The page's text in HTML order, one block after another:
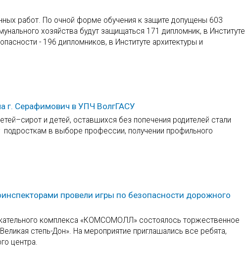
работ. По очной форме обучения к защите допущены 603
хозяйства будут защищаться 171 дипломник, в Институте
- 196 дипломников, в Институте архитектуры и
г. Серафимович в УПЧ ВолгГАСУ
и детей, оставшихся без попечения родителей стали
в выборе профессии, получении профильного
провели игры по безопасности дорожного
комплекса «КОМСОМОЛЛ» состоялось торжественное
степь-Дон». На мероприятие приглашались все ребята,
центра.